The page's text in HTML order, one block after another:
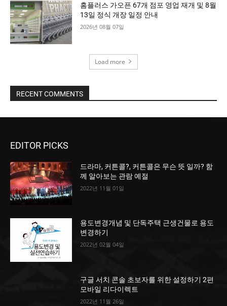
홈플러스 가오픈 67개 점포 영업 재개 및 8월
13일 정식 개장 일정 안내
2026년 08월 07일
Load more
RECENT COMMENTS
EDITOR PICKS
드라마, 커튼콜?, 커튼콜은 무슨 뜻 일까? 함
께 알아보는 관람 예절
2022년 11월 01일
용도변경개념 및 단독주택 근생건물로 용도
변경하기
2022년 02월 04일
구글 서치 콘솔 초보자를 위한 설정하기 2편
모바일 리다이렉트
2022년 11월 26일